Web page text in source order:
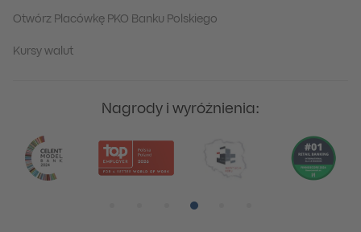
Otwórz Placówkę PKO Banku Polskiego
Kursy walut
Nagrody i wyróżnienia: